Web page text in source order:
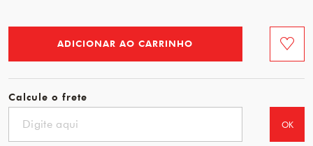
ADICIONAR AO CARRINHO
Calcule o frete
OK